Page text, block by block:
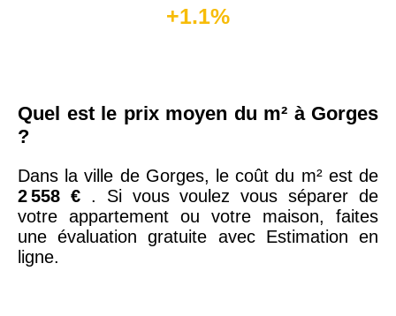
+1.1%
Quel est le prix moyen du m² à Gorges
?
Dans la ville de Gorges, le coût du m² est de
2 558 € . Si vous voulez vous séparer de
votre appartement ou votre maison, faites
une évaluation gratuite avec Estimation en
ligne.